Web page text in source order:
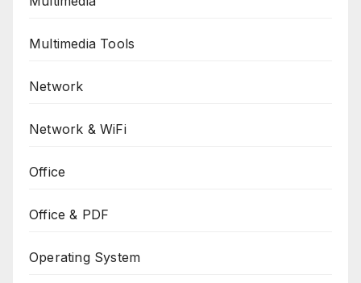
Multimedia Tools
Network
Network & WiFi
Office
Office & PDF
Operating System